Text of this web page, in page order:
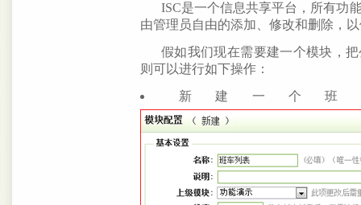
ISC是一个信息共享平台，所有功
由管理员自由的添加、修改和删除，
假如我们现在需要建一个模块，
则可以进行如下操作：
新建一个